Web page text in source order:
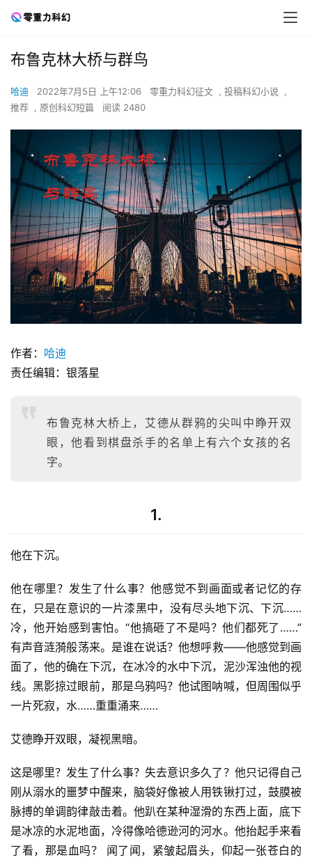
布鲁克林大桥与群鸟
哈迪 2022年7月5日 上午12:06 零重力科幻征文 , 投稿科幻小说
,
推荐
, 原创科幻短篇 阅读 2480
作者： 哈迪
责任编辑：银落星
布鲁克林大桥上，艾德从群鸦的尖叫中睁开双
眼，他看到棋盘杀手的名单上有六个女孩的名
字。
1.
他在下沉。
他在哪里？发生了什么事？他感觉不到画面或者记忆的存
在，只是在意识的一片漆黑中，没有尽头地下沉、下沉……
冷，他开始感到害怕。“他搞砸了不是吗？他们都死了……”
有声音涟漪般荡来。是谁在说话？他想呼救——他感觉到画
面了，他的确在下沉，在冰冷的水中下沉，泥沙浑浊他的视
线。黑影掠过眼前，那是乌鸦吗？他试图呐喊，但周围似乎
一片死寂，水……重重涌来……
艾德睁开双眼，凝视黑暗。
这是哪里？发生了什么事？失去意识多久了？他只记得自己
刚从溺水的噩梦中醒来，脑袋好像被人用铁锹打过，鼓膜被
脉搏的单调韵律敲击着。他趴在某种湿滑的东西上面，底下
是冰凉的水泥地面，冷得像哈德逊河的河水。他抬起手来看
了看，那是血吗？ 闻了闻，紧皱起眉头，仰起一张苍白的